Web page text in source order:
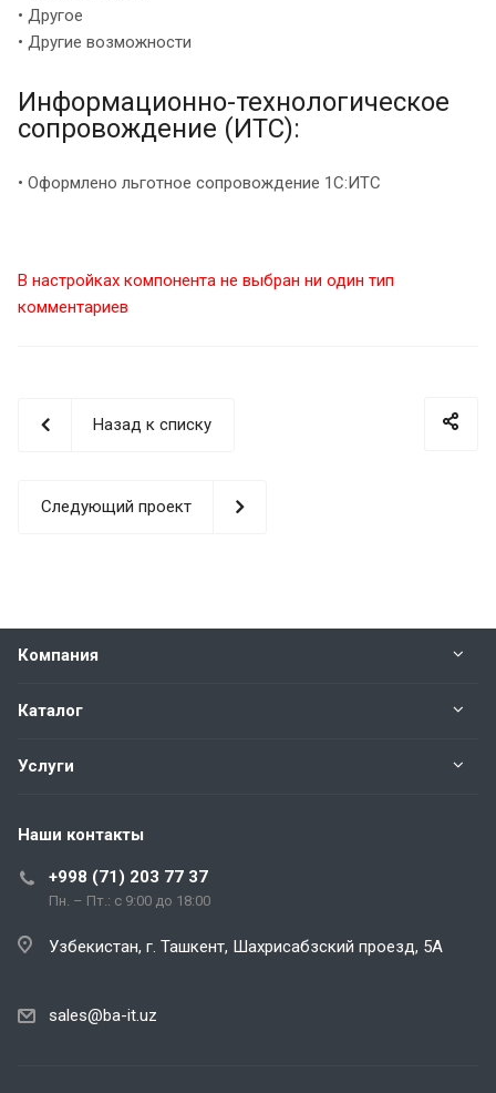
• Другое
• Другие возможности
Информационно-технологическое
сопровождение (ИТС):
• Оформлено льготное сопровождение 1С:ИТС
В настройках компонента не выбран ни один тип
комментариев
Назад к списку
Следующий проект
Компания
Каталог
Услуги
Наши контакты
+998 (71) 203 77 37
Пн. – Пт.: с 9:00 до 18:00
Узбекистан, г. Ташкент, Шахрисабзский проезд, 5А
sales@ba-it.uz